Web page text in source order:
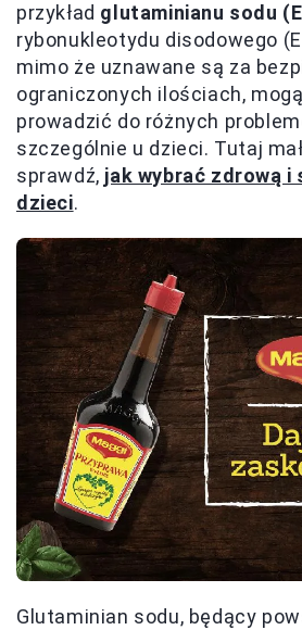
przykład glutaminianu sodu
rybonukleotydu disodowego
mimo że uznawane są za
ograniczonych ilościach,
prowadzić do różnych
szczególnie u dzieci. Tutaj
sprawdź, jak wybrać zdrową i
dzieci.
Glutaminian sodu, będący